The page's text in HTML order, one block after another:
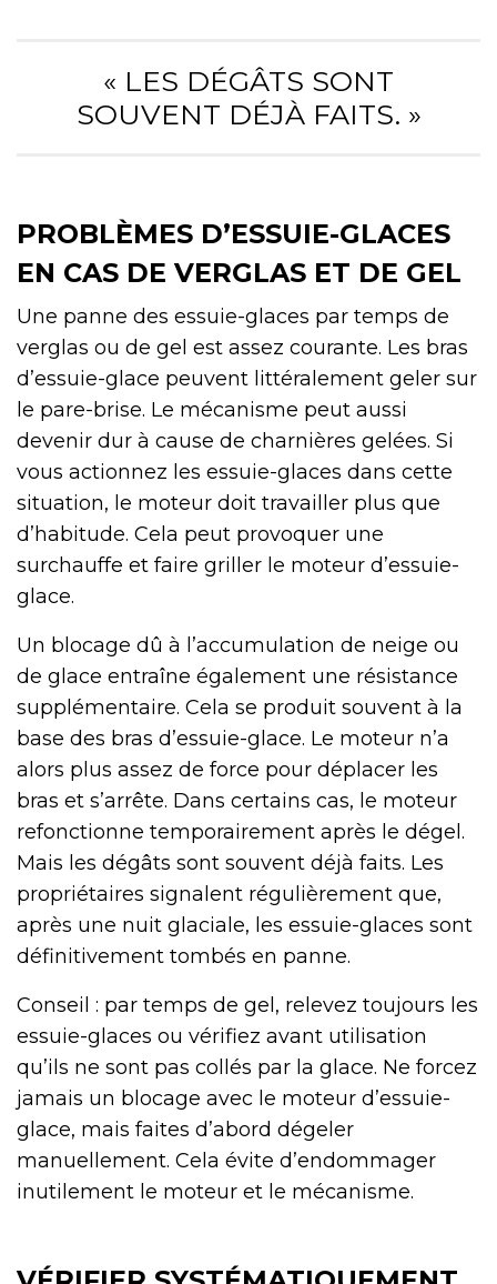
« LES DÉGÂTS SONT
SOUVENT DÉJÀ FAITS. »
PROBLÈMES D’ESSUIE-GLACES
EN CAS DE VERGLAS ET DE GEL
Une panne des essuie-glaces par temps de
verglas ou de gel est assez courante. Les bras
d’essuie-glace peuvent littéralement geler sur
le pare-brise. Le mécanisme peut aussi
devenir dur à cause de charnières gelées. Si
vous actionnez les essuie-glaces dans cette
situation, le moteur doit travailler plus que
d’habitude. Cela peut provoquer une
surchauffe et faire griller le moteur d’essuie-
glace.
Un blocage dû à l’accumulation de neige ou
de glace entraîne également une résistance
supplémentaire. Cela se produit souvent à la
base des bras d’essuie-glace. Le moteur n’a
alors plus assez de force pour déplacer les
bras et s’arrête. Dans certains cas, le moteur
refonctionne temporairement après le dégel.
Mais les dégâts sont souvent déjà faits. Les
propriétaires signalent régulièrement que,
après une nuit glaciale, les essuie-glaces sont
définitivement tombés en panne.
Conseil : par temps de gel, relevez toujours les
essuie-glaces ou vérifiez avant utilisation
qu’ils ne sont pas collés par la glace. Ne forcez
jamais un blocage avec le moteur d’essuie-
glace, mais faites d’abord dégeler
manuellement. Cela évite d’endommager
inutilement le moteur et le mécanisme.